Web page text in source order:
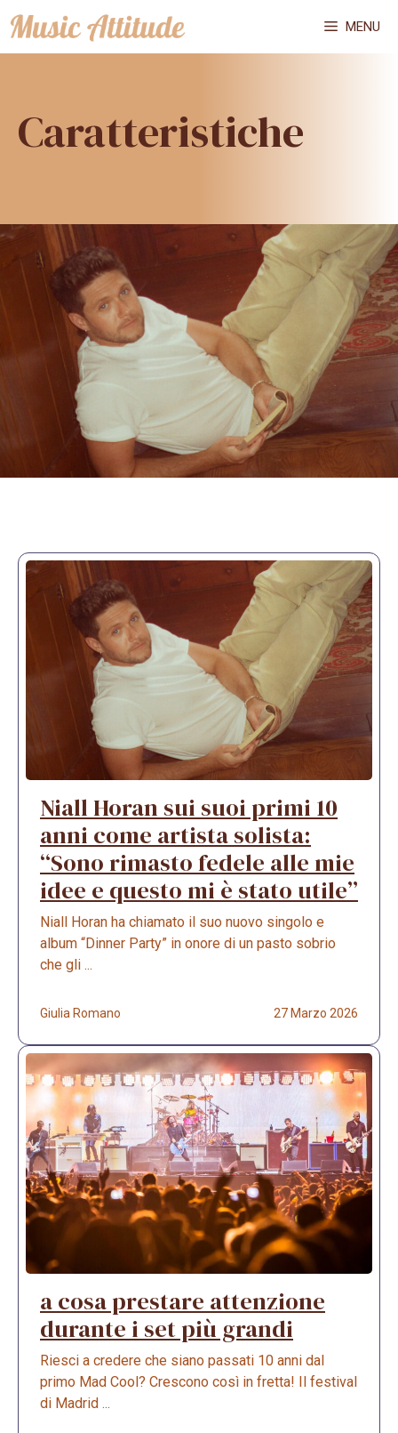
Vai
al
MENU
Caratteristiche
Niall Horan sui suoi primi 10
anni come artista solista:
“Sono rimasto fedele alle mie
idee e questo mi è stato utile”
Niall Horan ha chiamato il suo nuovo singolo e
album “Dinner Party” in onore di un pasto sobrio
che gli ...
Giulia Romano 27 Marzo 2026
a cosa prestare attenzione
durante i set più grandi
Riesci a credere che siano passati 10 anni dal
primo Mad Cool? Crescono così in fretta! Il festival
di Madrid ...